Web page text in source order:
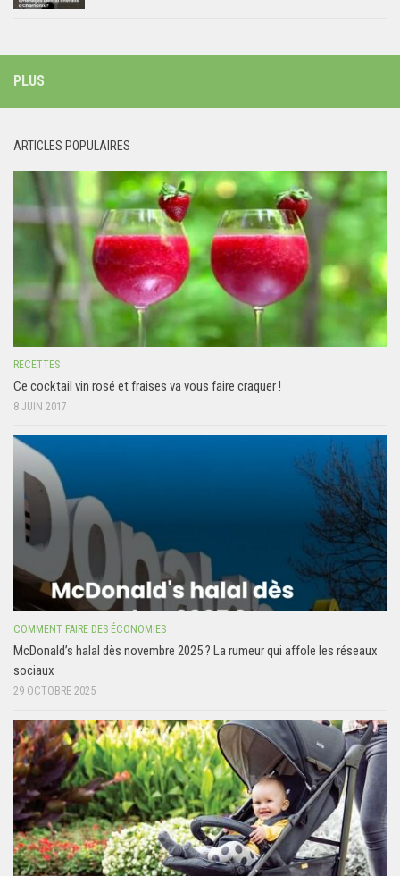
PLUS
ARTICLES POPULAIRES
RECETTES
Ce cocktail vin rosé et fraises va vous faire craquer !
8 JUIN 2017
COMMENT FAIRE DES ÉCONOMIES
McDonald’s halal dès novembre 2025 ? La rumeur qui affole les réseaux
sociaux
29 OCTOBRE 2025